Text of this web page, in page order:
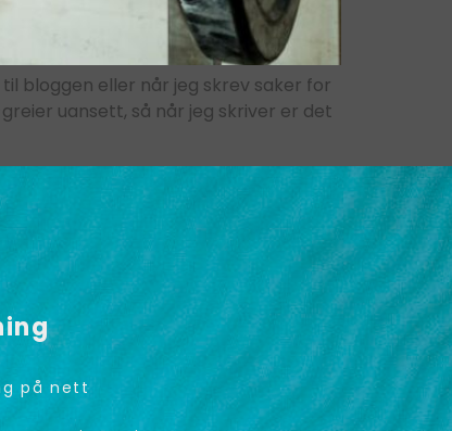
bloggen eller når jeg skrev saker for
uansett, så når jeg skriver er det
på nett